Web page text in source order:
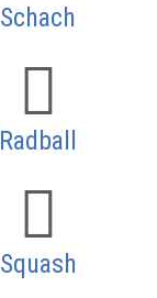
Schach
Radball
Squash